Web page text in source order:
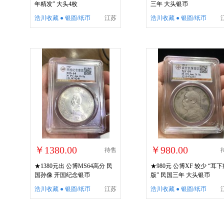
年精发” 大头4枚
江苏
浩川收藏 ● 银圆/纸币
三年 大头银币
浩川收藏 ● 银圆/纸币
￥1380.00 待售
★1380元出 公博MS64高分 民
国孙像 开国纪念银币
江苏
浩川收藏 ● 银圆/纸币
￥980.00
★980元 公博XF 较少 “耳下
版” 民国三年 大头银币
浩川收藏 ● 银圆/纸币